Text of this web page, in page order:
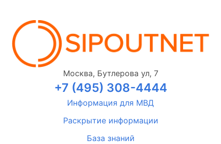
Москва, Бутлерова ул, 7
+7 (495) 308-4444
Информация для МВД
Раскрытие информации
База знаний